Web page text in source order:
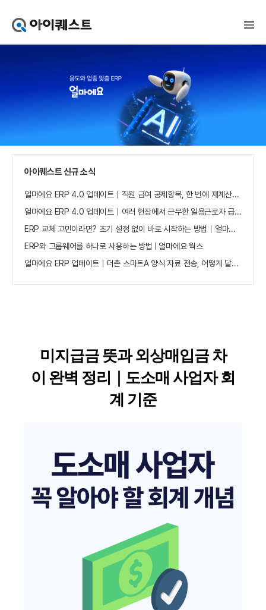
퀘
얼
마
가
기
아이퀘스트 신규 소식
얼마에요 ERP 4.0 업데이트｜직원 급여 공제항목, 한 번에 재계산하세요
얼마에요 ERP 4.0 업데이트｜여러 현장에서 근무한 일용근로자 급여, 현장별로 선택 수집하세요
ERP 교체 고민이라면? 초기 설정 없이 바로 시작하는 방법｜얼마에요 ERP
ERP와 그룹웨어를 하나로 사용하는 방법 | 얼마에요 웍스
얼마에요 ERP 업데이트｜더존 스마트A 양식 자료 전송, 어떻게 달라졌나요?
미지급금 뜻과 외상매입금 차
이 완벽 정리｜도소매 사업자 회
계 기준